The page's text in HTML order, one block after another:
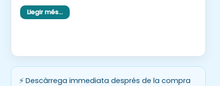
L’objectiu és estimular la imaginació, l’expressió
oral i escrita i la creació de narracions a partir
Llegir més…
⚡ Descàrrega immediata després de la compra